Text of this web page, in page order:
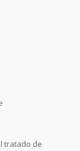
tratado de